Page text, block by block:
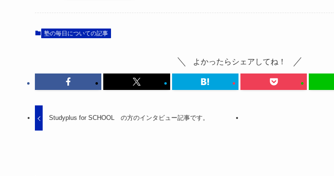
塾の毎日についての記事
よかったらシェアしてね！
Studyplus for SCHOOL の方のインタビュー記事です。